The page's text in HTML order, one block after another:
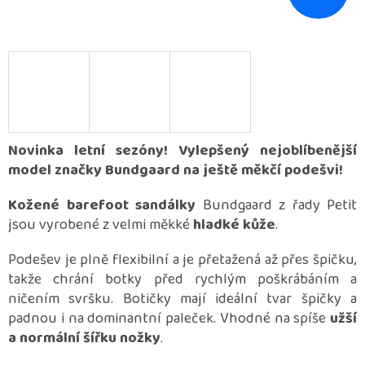
Novinka letní sezóny! Vylepšený nejoblíbenější
model značky Bundgaard na ještě měkčí podešvi!
Kožené barefoot sandálky Bundgaard z řady Petit
jsou vyrobené z velmi měkké hladké kůže.
Podešev je plně flexibilní a je přetažená až přes špičku,
takže chrání botky před rychlým poškrábáním a
ničením svršku. Botičky mají ideální tvar špičky a
padnou i na dominantní paleček. Vhodné na spíše užší
a normální šířku nožky.